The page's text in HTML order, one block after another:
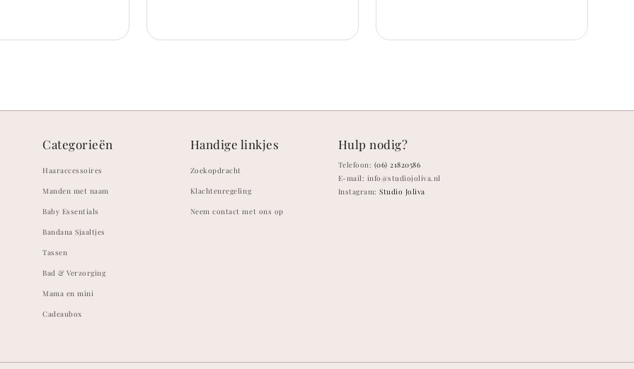
Categorieën
Haaraccessoires
Manden met naam
Baby Essentials
Bandana Sjaaltjes
Tassen
Bad & Verzorging
Mama en mini
Cadeaubox
Handige linkjes
Zoekopdracht
Klachtenregeling
Neem contact met ons op
Hulp nodig?
Telefoon: (06) 21820586
E-mail: info@studiojoliva.nl
Instagram:Studio Joliva